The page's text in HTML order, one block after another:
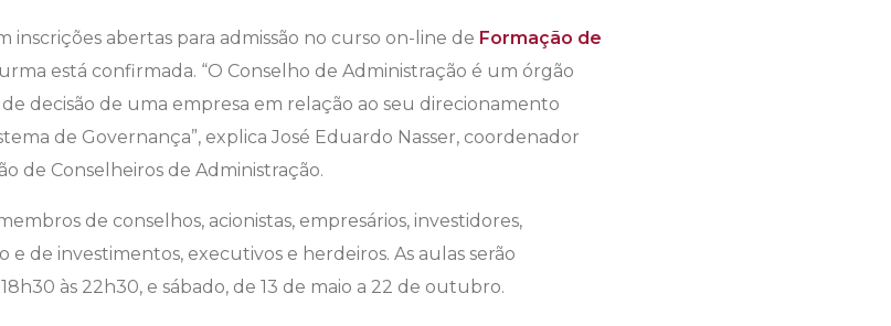
inscrições abertas para admissão no curso on-line de Formação de
está confirmada. “O Conselho de Administração é um órgão
decisão de uma empresa em relação ao seu direcionamento
de Governança”, explica José Eduardo Nasser, coordenador
de Conselheiros de Administração.
de conselhos, acionistas, empresários, investidores,
de investimentos, executivos e herdeiros. As aulas serão
às 22h30, e sábado, de 13 de maio a 22 de outubro.